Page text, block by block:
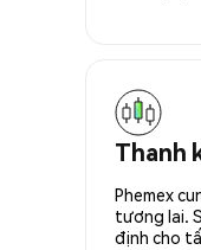
Thanh
Phemex
tương lai.
định cho